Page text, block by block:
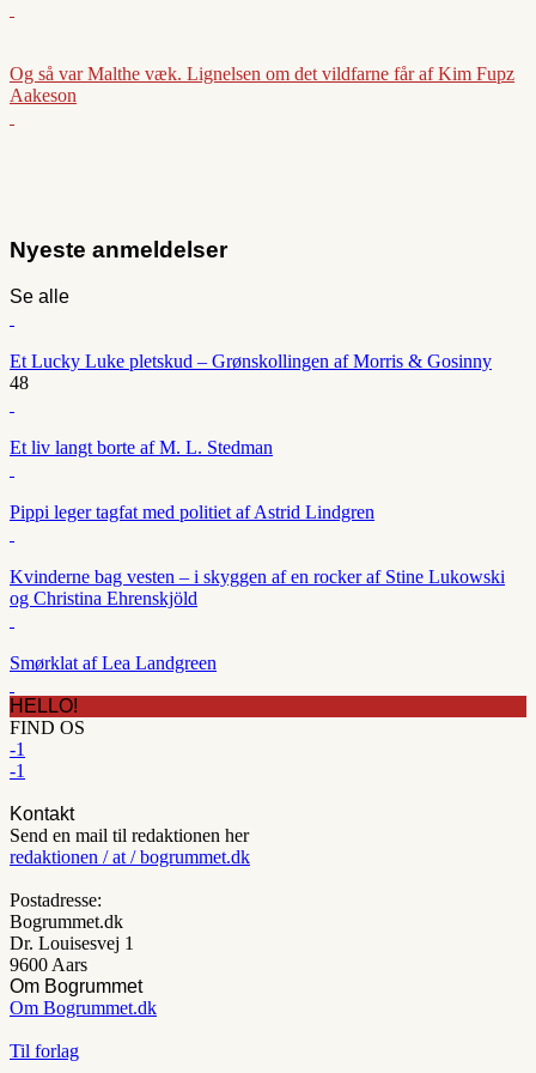
Og så var Malthe væk. Lignelsen om det vildfarne får af Kim Fupz
Aakeson
Nyeste anmeldelser
Se alle
Et Lucky Luke pletskud – Grønskollingen af Morris & Gosinny
48
Et liv langt borte af M. L. Stedman
Pippi leger tagfat med politiet af Astrid Lindgren
Kvinderne bag vesten – i skyggen af en rocker af Stine Lukowski
og Christina Ehrenskjöld
Smørklat af Lea Landgreen
HELLO!
FIND OS
-1
-1
Kontakt
Send en mail til redaktionen her
redaktionen / at / bogrummet.dk
Postadresse:
Bogrummet.dk
Dr. Louisesvej 1
9600 Aars
Om Bogrummet
Om Bogrummet.dk
Til forlag